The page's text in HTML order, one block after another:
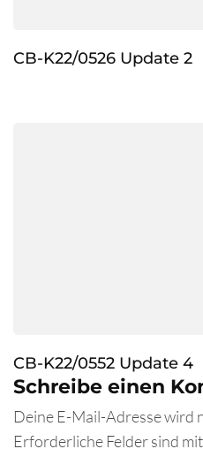
CB-K22/0526 Update 2
CB-K22/0552 Update 4
Schreibe einen
Deine E-Mail-Adresse wird
Erforderliche Felder sind mit